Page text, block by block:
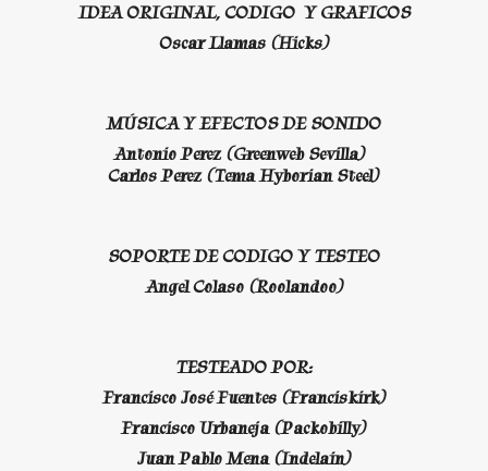
IDEA ORIGINAL, CODIGO Y GRAFICOS
Oscar Llamas (Hicks)
MÚSICA Y EFECTOS DE SONIDO
Antonio Perez (Greenweb Sevilla)
Carlos Perez (Tema Hyborian Steel)
SOPORTE DE CODIGO Y TESTEO
Angel Colaso (Roolandoo)
TESTEADO POR:
Francisco José Fuentes (Franciskirk)
Francisco Urbaneja (Packobilly)
Juan Pablo Mena (Indelain)